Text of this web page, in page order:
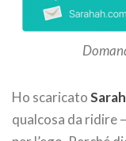
Ho scaricato
qualcosa da ridire